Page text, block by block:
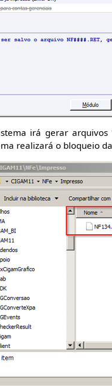
irá gerar arquivos
realizará o bloqueio